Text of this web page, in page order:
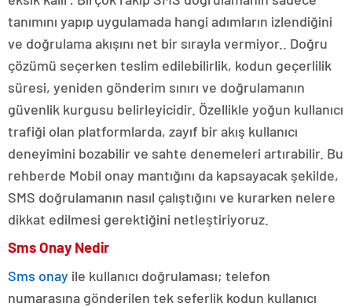
tanımını yapıp uygulamada hangi adımların izlendiğini
ve doğrulama akışını net bir sırayla vermiyor.. Doğru
çözümü seçerken teslim edilebilirlik, kodun geçerlilik
süresi, yeniden gönderim sınırı ve doğrulamanın
güvenlik kurgusu belirleyicidir. Özellikle yoğun kullanıcı
trafiği olan platformlarda, zayıf bir akış kullanıcı
deneyimini bozabilir ve sahte denemeleri artırabilir. Bu
rehberde Mobil onay mantığını da kapsayacak şekilde,
SMS doğrulamanın nasıl çalıştığını ve kurarken nelere
dikkat edilmesi gerektiğini netleştiriyoruz.
Sms Onay Nedir
Sms onay ile kullanıcı doğrulaması; telefon
numarasına gönderilen tek seferlik kodun kullanıcı